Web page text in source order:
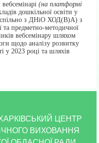
вебсемінарі (на платформі
дошкільної освіти у
(спільно з ДНіО ХОД(В)А) з
та предметно-методичної
вебсемінару шляхом
щодо аналізу розвитку
у 2023 році та шляхів
ЦЕНТР
ВИХОВАННЯ